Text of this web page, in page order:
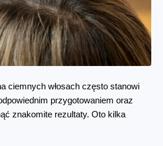
ciemnych włosach często stanowi
przygotowaniem oraz
znakomite rezultaty. Oto kilka